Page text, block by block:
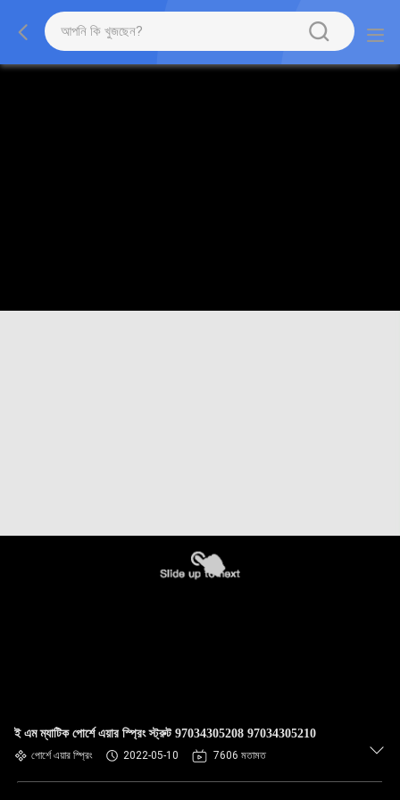
ই এম ম্যাটিক পোর্শে এয়ার স্প্রিং স্ট্রুট 97034305208 97034305210
পোর্শে এয়ার স্প্রিং 2022-05-10 7606 মতামত